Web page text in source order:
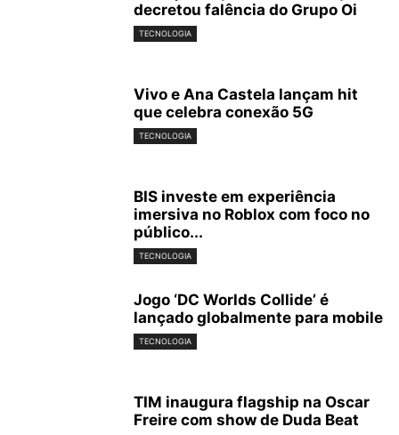
decretou falência do Grupo Oi
TECNOLOGIA
Vivo e Ana Castela lançam hit
que celebra conexão 5G
TECNOLOGIA
BIS investe em experiência
imersiva no Roblox com foco no
público...
TECNOLOGIA
Jogo ‘DC Worlds Collide’ é
lançado globalmente para mobile
TECNOLOGIA
TIM inaugura flagship na Oscar
Freire com show de Duda Beat